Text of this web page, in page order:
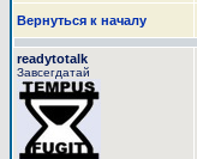
Вернуться к началу
readytotalk
Завсегдатай